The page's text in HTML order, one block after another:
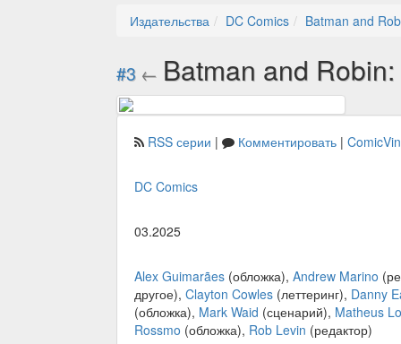
Издательства DC Comics Batman and
#3 ← Batman and
RSS серии | Комментировать |
DC Comics
03.2025
Alex Guimarães (обложка), Andrew Marino
другое), Clayton Cowles (леттеринг), Danny
(обложка), Mark Waid (сценарий), Matheus
Rossmo (обложка), Rob Levin (редактор)